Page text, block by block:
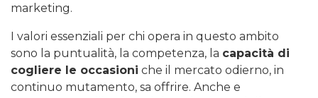
marketing.
I valori essenziali per chi opera in questo ambito
sono la puntualità, la competenza, la capacità di
cogliere le occasioni che il mercato odierno, in
continuo mutamento, sa offrire. Anche e